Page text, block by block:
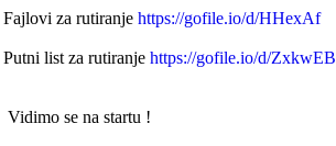
Fajlovi za rutiranjehttps://gofile.io/d/HHexAf
Putni list za rutiranjehttps://gofile.io/d/ZxkwEB
​ Vidimo se na startu !